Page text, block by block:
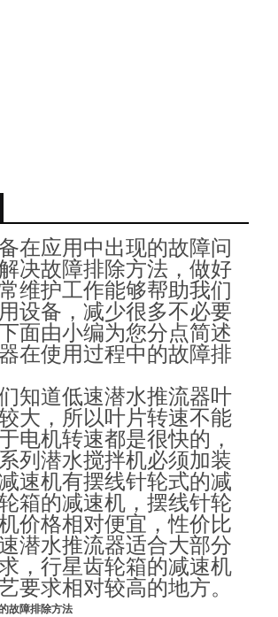
在应用中出现的故障问
决故障排除方法，做好
维护工作能够帮助我们
设备，减少很多不必要
面由小编为您分点简述
在使用过程中的故障排
知道低速潜水推流器叶
大，所以叶片转速不能
电机转速都是很快的，
列潜水搅拌机必须加装
速机有摆线针轮式的减
箱的减速机，摆线针轮
价格相对便宜，性价比
潜水推流器适合大部分
，行星齿轮箱的减速机
要求相对较高的地方。
故障排除方法